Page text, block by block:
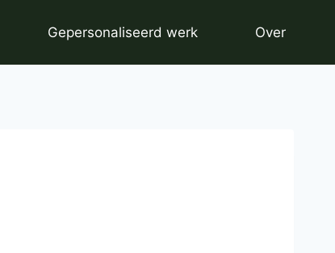
Gepersonaliseerd werk Over